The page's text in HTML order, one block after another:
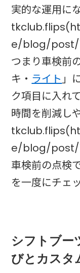
実的な運用に
e/blog/post/
つまり車検前
キ・ ライト」
ク項目に入れ
時間を削減し
e/blog/post/
車検前の点検
を一度にチェ
シフトブー
びとカスタ